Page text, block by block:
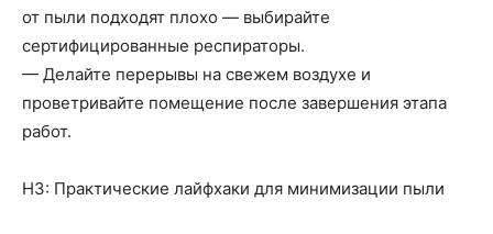
от пыли подходят плохо — выбирайте
сертифицированные респираторы.
— Делайте перерывы на свежем воздухе и
проветривайте помещение после завершения этапа
работ.
H3: Практические лайфхаки для минимизации пыли